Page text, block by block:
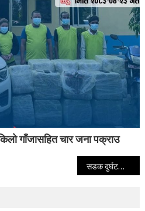
गाँजासहित चार जना पक्राउ
सडक दुर्घटनाको कारण खोजी समाधान गर्नुपर्ने